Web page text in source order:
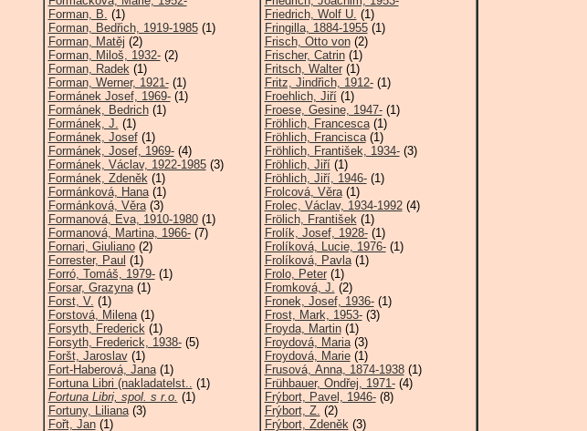
Forman, B. (1)
Forman, Bedřich, 1919-1985(1)
Forman, Matěj (2)
Forman, Miloš, 1932-(2)
Forman, Radek(1)
Forman, Werner, 1921-(1)
Formánek Josef, 1969-(1)
Formánek, Bedrich(1)
Formánek, J. (1)
Formánek, Josef(1)
Formánek, Josef, 1969-(4)
Formánek, Václav, 1922-1985(3)
Formánek, Zdeněk(1)
Formánková, Hana(1)
Formánková, Věra(3)
Formanová, Eva, 1910-1980(1)
Formanová, Martina, 1966-(7)
Fornari, Giuliano(2)
Forrester, Paul (1)
Forró, Tomáš, 1979-(1)
Forsar, Grazyna(1)
Forst, V. (1)
Forstová, Milena(1)
Forsyth, Frederick(1)
Forsyth, Frederick, 1938-(5)
Foršt, Jaroslav(1)
Fort-Haberová, Jana(1)
Fortuna Libri (nakladatelst.. (1)
Fortuna Libri, spol. s r.o. (1)
Fortuny, Liliana(3)
Fořt, Jan(1)
Friedrich, Wolf U. (1)
Fringilla, 1884-1955(1)
Frisch, Otto von(2)
Frischer, Catrin(1)
Fritsch, Walter(1)
Fritz, Jindřich, 1912-(1)
Froehlich, Jiří(1)
Froese, Gesine, 1947-(1)
Fröhlich, Francesca(1)
Fröhlich, Francisca(1)
Fröhlich, František, 1934-(3)
Fröhlich, Jiří(1)
Fröhlich, Jiří, 1946-(1)
Frolcová, Věra(1)
Frolec, Václav, 1934-1992(4)
Frölich, František(1)
Frolík, Josef, 1928-(1)
Frolíková, Lucie, 1976-(1)
Frolíková, Pavla(1)
Frolo, Peter(1)
Fromková, J. (2)
Fronek, Josef, 1936-(1)
Frost, Mark, 1953-(3)
Froyda, Martin(1)
Froydová, Maria(3)
Froydová, Marie(1)
Frusová, Anna, 1874-1938(1)
Frühbauer, Ondřej, 1971-(4)
Frýbort, Pavel, 1946-(8)
Frýbort, Z. (2)
Frýbort, Zdeněk(3)